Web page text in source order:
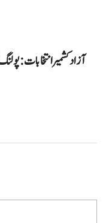
آزاد کشمیر انتخابات: